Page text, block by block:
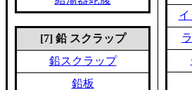
[7] 鉛 スクラップ
鉛スクラップ
鉛板